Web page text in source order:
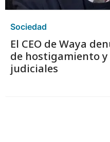
Sociedad
El CEO de Waya
de hostigamiento
judiciales